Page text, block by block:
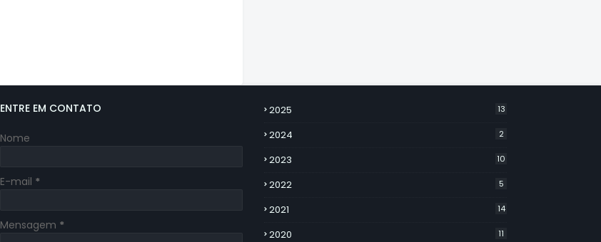
ENTRE EM CONTATO
Nome
E-mail *
Mensagem *
2025 13
2024 2
2023 10
2022 5
2021 14
2020 11